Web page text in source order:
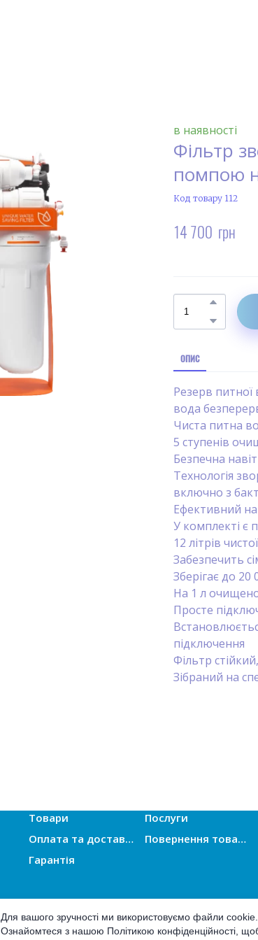
в наявності
Фільтр
помпою
Код товару 112
14 700  грн
ОПИС
Резерв
вода
Чиста питна
5 ступенів
Безпечна
Технологія
включно з
Ефективний
У комплекті є
12 літрів
Забезпечить
Зберігає до 20
На 1 л
Просте
підключення
Фільтр
Зібраний на
Товари Послуги
Оплата та доставка
Повернення товарів
Гарантія
Для вашого зручності ми використовуємо файли cookie.
Ознайомтеся з нашою Політикою конфіденційності,